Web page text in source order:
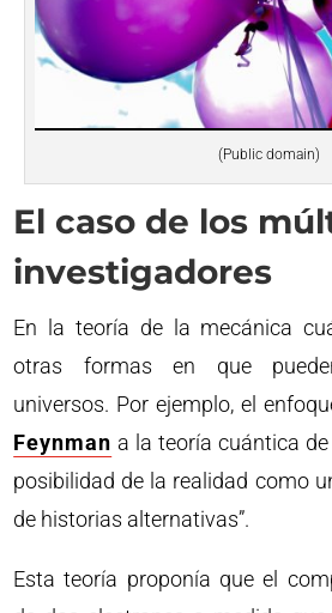
(Public domain)
El caso de los
investigadores
En la teoría de la mecánica
otras formas en que
universos. Por ejemplo, el
Feynman a la teoría cuántica
posibilidad de la realidad como
de historias alternativas”.
Esta teoría proponía que el